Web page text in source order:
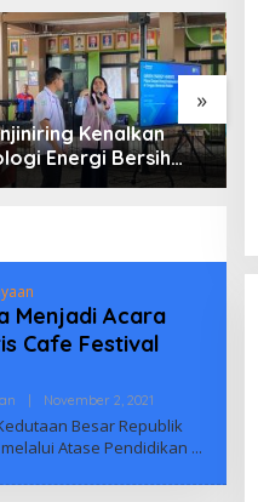
»
Kenalkan
Energi Bersih
Pelajar Jakarta
Menjadi Acara
Cafe Festival
November 2, 2021Oleh
Indonesia
Besar Republik
Atase Pendidikan